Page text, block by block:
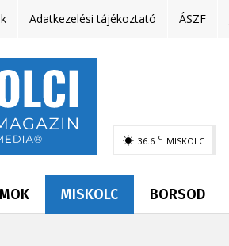
Adatkezelési tájékoztató ÁSZF
36.6 C MISKOLC
MISKOLC BORSOD